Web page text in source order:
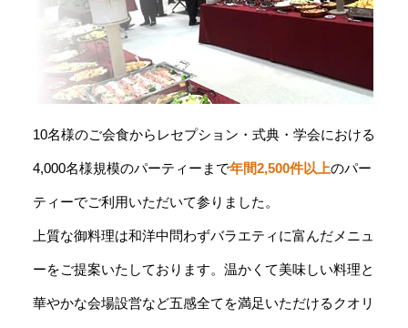
10名様のご会食からレセプション・式典・学会における
4,000名様規模のパーティーまで年間2,500件以上のパー
ティーでご利用いただいて参りました。
上質な御料理は和洋中問わずバラエティに富んだメニュ
ーをご提案いたしております。温かくて美味しい料理と
華やかな会場設営など五感全てを満足いただけるクオリ